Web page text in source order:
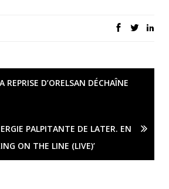
REPRISE D’ORELSAN DÉCHAÎNE
PALPITANTE DE LATER. EN
ON THE LINE (LIVE)’